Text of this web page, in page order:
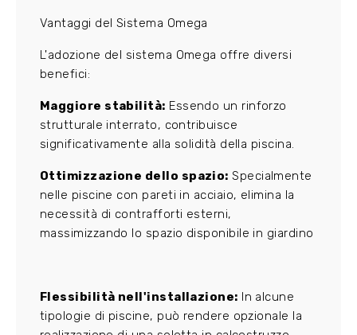
Vantaggi del Sistema Omega
L'adozione del sistema Omega offre diversi
benefici:
Maggiore stabilità: Essendo un rinforzo
strutturale interrato, contribuisce
significativamente alla solidità della piscina.
Ottimizzazione dello spazio: Specialmente
nelle piscine con pareti in acciaio, elimina la
necessità di contrafforti esterni,
massimizzando lo spazio disponibile in giardino
Flessibilità nell'installazione: In alcune
tipologie di piscine, può rendere opzionale la